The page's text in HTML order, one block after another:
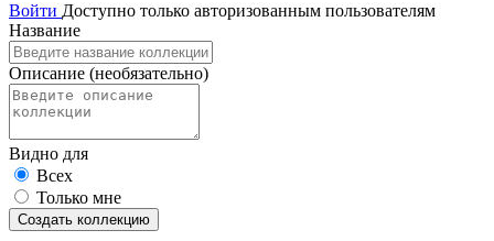
Войти Доступно только авторизованным пользователям
Название
Описание (необязательно)
Видно для
Всех
Только мне
Создать коллекцию